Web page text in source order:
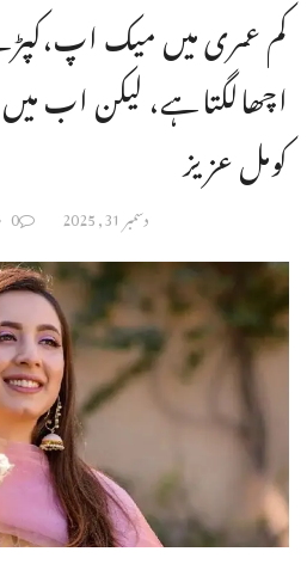
کم عمری میں میک
اچھالگتاہے، لیکن اب
کومل عزیز
دسمبر 31, 2025 0